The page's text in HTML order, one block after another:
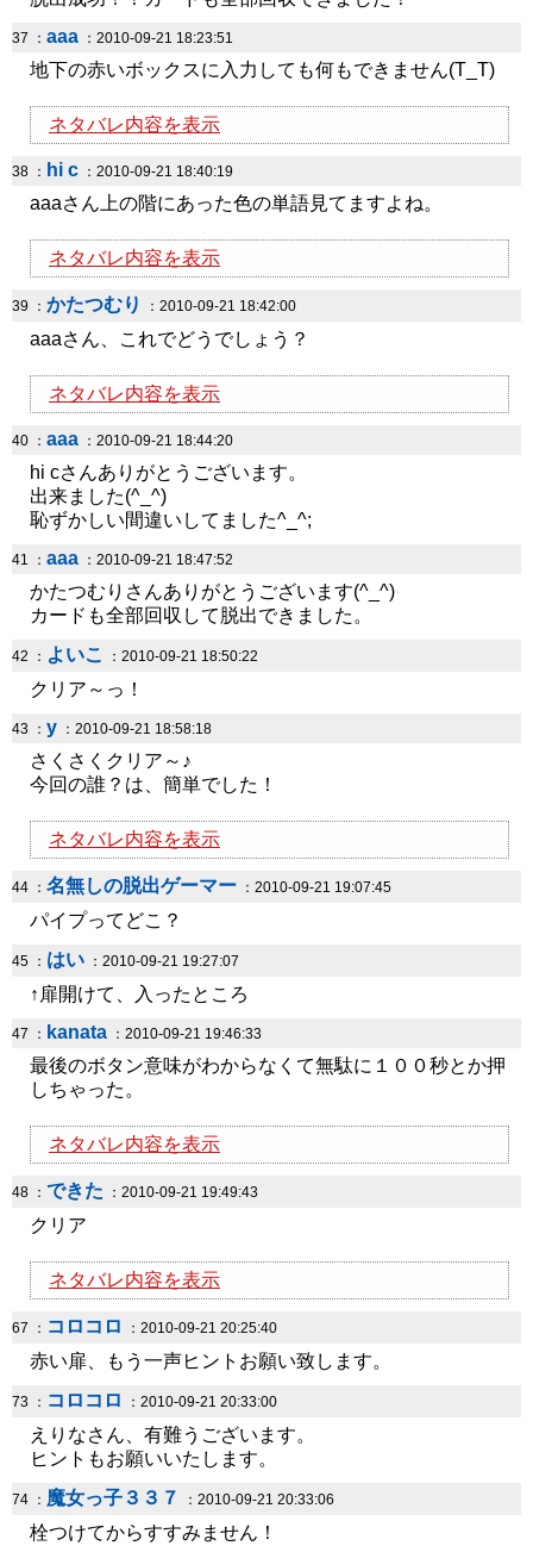
37 ： aaa ：2010-09-21 18:23:51
地下の赤いボックスに入力しても何もできません(T_T)
ネタバレ内容を表示
38 ： hi c ：2010-09-21 18:40:19
aaaさん上の階にあった色の単語見てますよね。
ネタバレ内容を表示
39 ： かたつむり ：2010-09-21 18:42:00
aaaさん、これでどうでしょう？
ネタバレ内容を表示
40 ： aaa ：2010-09-21 18:44:20
hi cさんありがとうございます。
出来ました(^_^)
恥ずかしい間違いしてました^_^;
41 ： aaa ：2010-09-21 18:47:52
かたつむりさんありがとうございます(^_^)
カードも全部回収して脱出できました。
42 ： よいこ ：2010-09-21 18:50:22
クリア～っ！
43 ： y ：2010-09-21 18:58:18
さくさくクリア～♪
今回の誰？は、簡単でした！
ネタバレ内容を表示
44 ： 名無しの脱出ゲーマー ：2010-09-21 19:07:45
パイプってどこ？
45 ： はい ：2010-09-21 19:27:07
↑扉開けて、入ったところ
47 ： kanata ：2010-09-21 19:46:33
最後のボタン意味がわからなくて無駄に１００秒とか押
しちゃった。
ネタバレ内容を表示
48 ： できた ：2010-09-21 19:49:43
クリア
ネタバレ内容を表示
67 ： コロコロ ：2010-09-21 20:25:40
赤い扉、もう一声ヒントお願い致します。
73 ： コロコロ ：2010-09-21 20:33:00
えりなさん、有難うございます。
ヒントもお願いいたします。
74 ： 魔女っ子３３７ ：2010-09-21 20:33:06
栓つけてからすすみません！